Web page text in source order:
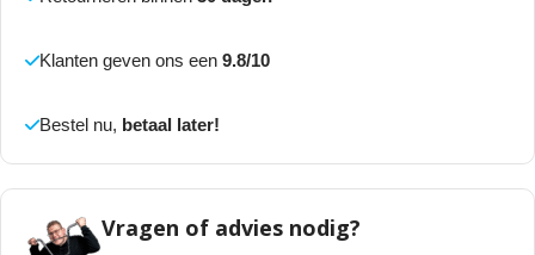
Klanten geven ons een 9.8/10
Bestel nu, betaal later!
Vragen of advies nodig?